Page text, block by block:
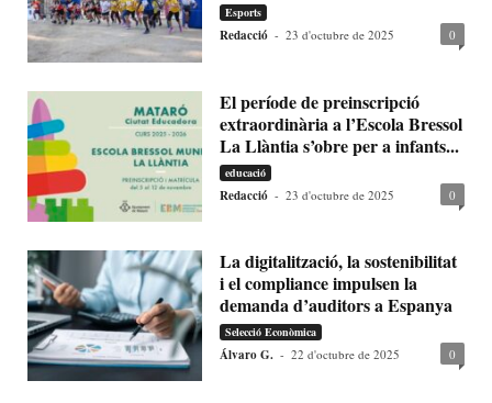
Esports
Redacció - 23 d'octubre de 2025 0
El període de preinscripció
extraordinària a l’Escola Bressol
La Llàntia s’obre per a infants...
educació
Redacció - 23 d'octubre de 2025 0
La digitalització, la sostenibilitat
i el compliance impulsen la
demanda d’auditors a Espanya
Selecció Econòmica
Álvaro G. - 22 d'octubre de 2025 0